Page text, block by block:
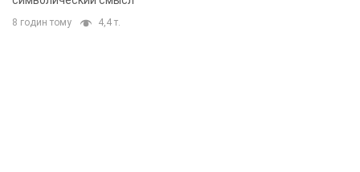
8 годин тому 4,4 т.